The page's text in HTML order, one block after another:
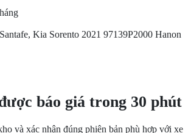
Kia Sorento 2021 97139P2000 Hanon
báo giá trong 30 phút
và xác nhận đúng phiên bản phù hợp với xe